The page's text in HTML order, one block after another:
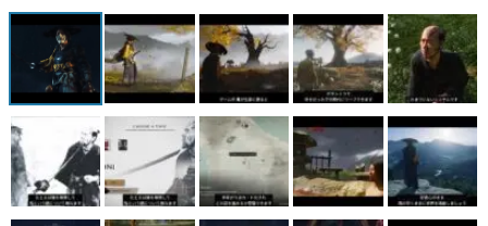
マンガ
女性向け
アプリレビュー
その他
電ファミニコゲーマーとは？